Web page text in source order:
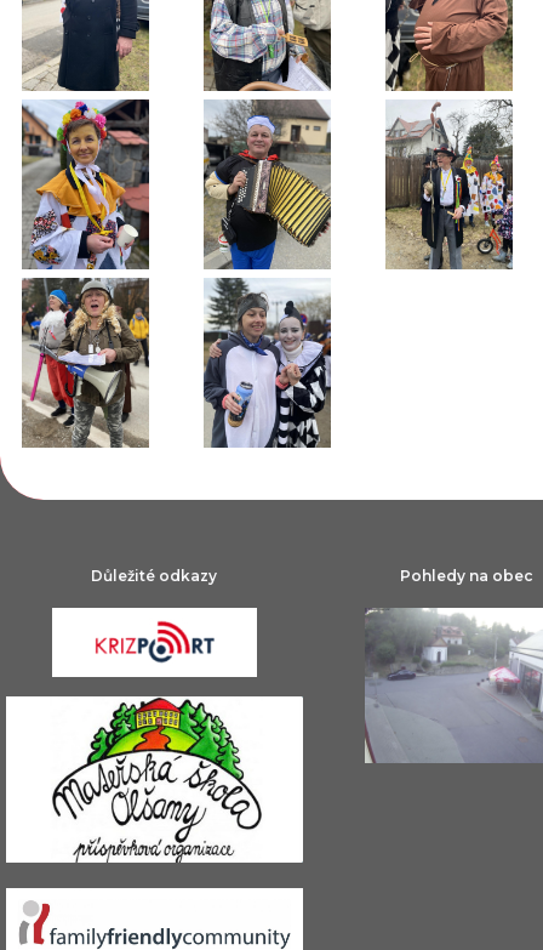
Důležité odkazy Pohledy na obec